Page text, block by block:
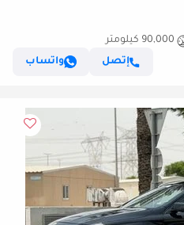
90,000 كيلومتر
إتصل
واتساب